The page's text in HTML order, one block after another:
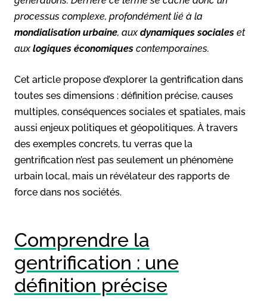
processus complexe, profondément lié à la
mondialisation urbaine, auxdynamiques sociales et
auxlogiques économiques contemporaines.
Cet article propose d’explorer la gentrification dans
toutes ses dimensions : définition précise, causes
multiples, conséquences sociales et spatiales, mais
aussi enjeux politiques et géopolitiques. À travers
des exemples concrets, tu verras que la
gentrification n’est pas seulement un phénomène
urbain local, mais un révélateur des rapports de
force dans nos sociétés.
Comprendre la
gentrification : une
définition précise